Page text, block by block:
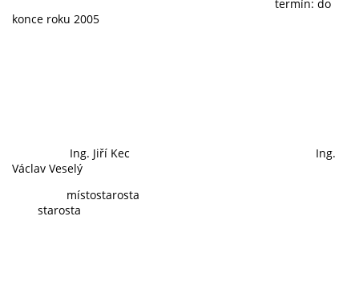
termín: do
konce roku 2005
Ing. Jiří Kec Ing.
Václav Veselý
místostarosta
starosta